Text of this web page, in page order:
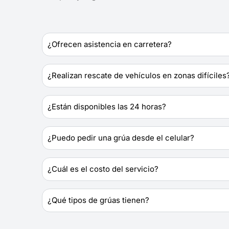
¿Ofrecen asistencia en carretera?
¿Realizan rescate de vehículos en zonas
¿Están disponibles las 24 horas?
¿Puedo pedir una grúa desde el celular?
¿Cuál es el costo del servicio?
¿Qué tipos de grúas tienen?